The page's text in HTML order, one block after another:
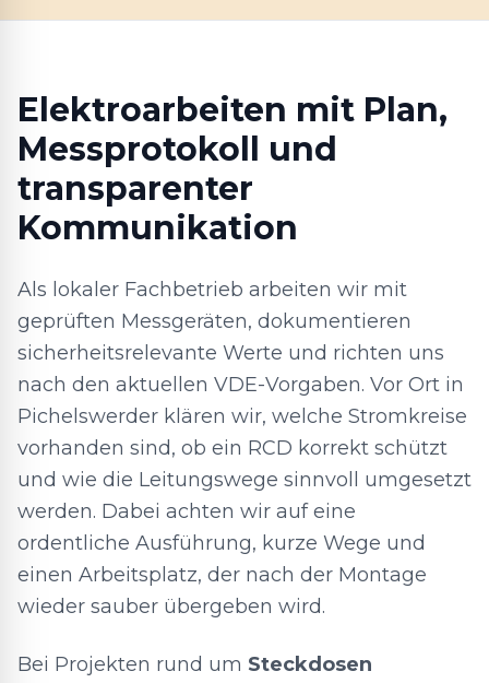
Elektroarbeiten mit Plan,
Messprotokoll und
transparenter
Kommunikation
Als lokaler Fachbetrieb arbeiten wir mit
geprüften Messgeräten, dokumentieren
sicherheitsrelevante Werte und richten uns
nach den aktuellen VDE-Vorgaben. Vor Ort in
Pichelswerder klären wir, welche Stromkreise
vorhanden sind, ob ein RCD korrekt schützt
und wie die Leitungswege sinnvoll umgesetzt
werden. Dabei achten wir auf eine
ordentliche Ausführung, kurze Wege und
einen Arbeitsplatz, der nach der Montage
wieder sauber übergeben wird.
Bei Projekten rund um Steckdosen